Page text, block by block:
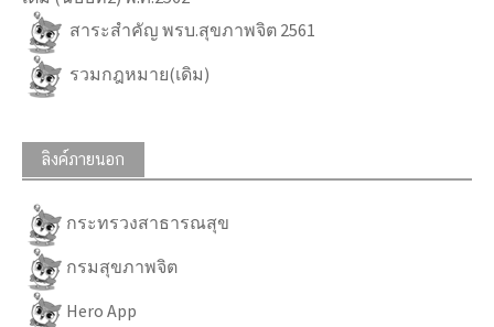
สาระสำคัญ พรบ.สุขภาพจิต 2561
รวมกฎหมาย(เดิม)
ลิงค์ภายนอก
กระทรวงสาธารณสุข
กรมสุขภาพจิต
Hero App